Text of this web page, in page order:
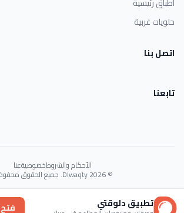
حلويات غربية
اتصل بنا
تابعنا
الأحكام والشروطخصوصيةعنا
© 2026 Dlwaqty. جميع الحقوق محفوظة.
Powered byGAIT
تطبيق دلوقتي